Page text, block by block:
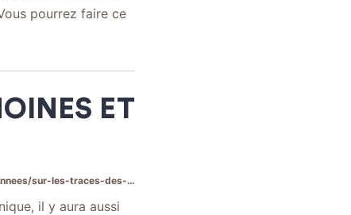
pourrez faire ce
ET
moines-et-des-bonshommes-3/
il y aura aussi